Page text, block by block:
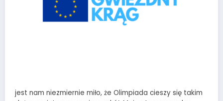
jest nam niezmiernie miło, że Olimpiada cieszy się takim